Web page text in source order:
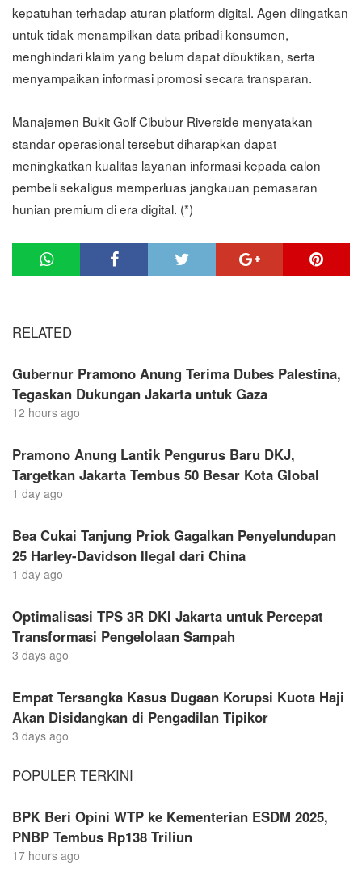
kepatuhan terhadap aturan platform digital. Agen diingatkan
untuk tidak menampilkan data pribadi konsumen,
menghindari klaim yang belum dapat dibuktikan, serta
menyampaikan informasi promosi secara transparan.
Manajemen Bukit Golf Cibubur Riverside menyatakan
standar operasional tersebut diharapkan dapat
meningkatkan kualitas layanan informasi kepada calon
pembeli sekaligus memperluas jangkauan pemasaran
hunian premium di era digital. (*)
RELATED
Gubernur Pramono Anung Terima Dubes Palestina,
Tegaskan Dukungan Jakarta untuk Gaza
12 hours ago
Pramono Anung Lantik Pengurus Baru DKJ,
Targetkan Jakarta Tembus 50 Besar Kota Global
1 day ago
Bea Cukai Tanjung Priok Gagalkan Penyelundupan
25 Harley-Davidson Ilegal dari China
1 day ago
Optimalisasi TPS 3R DKI Jakarta untuk Percepat
Transformasi Pengelolaan Sampah
3 days ago
Empat Tersangka Kasus Dugaan Korupsi Kuota Haji
Akan Disidangkan di Pengadilan Tipikor
3 days ago
POPULER TERKINI
BPK Beri Opini WTP ke Kementerian ESDM 2025,
PNBP Tembus Rp138 Triliun
17 hours ago